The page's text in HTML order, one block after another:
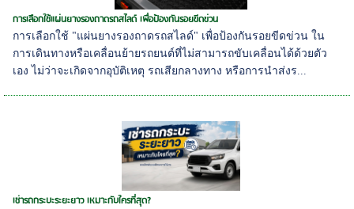
การเลือกใช้แผ่นยางรองถาดรถสไลด์ เพื่อป้องกันรอยขีดข่วน
การเลือกใช้ "แผ่นยางรองถาดรถสไลด์" เพื่อป้องกันรอยขีดข่วน ใน
การเดินทางหรือเคลื่อนย้ายรถยนต์ที่ไม่สามารถขับเคลื่อนได้ด้วยตัว
เอง ไม่ว่าจะเกิดจากอุบัติเหตุ รถเสียกลางทาง หรือการนำส่งร...
เช่ารถกระบะระยะยาว เหมาะกับใครที่สุด?